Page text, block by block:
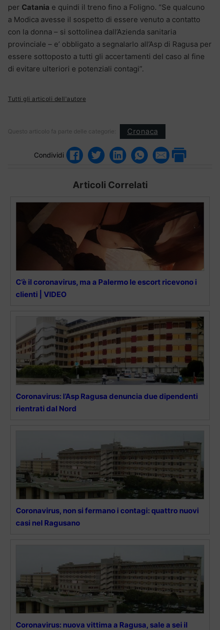
per Catania e quindi il treno fino a Foligno. “Se qualcuno
a Modica avesse il sospetto di essere venuto a contatto
con la donna – si sottolinea dall’Azienda sanitaria
provinciale – e’ obbligato a segnalarlo all’Asp di Ragusa per
essere sottoposto a tutti gli accertamenti del caso al fine
di evitare ulteriori e potenziali contagi”.
Tutti gli articoli dell'autore
Questo articolo fa parte delle categorie: Cronaca
Condividi
Articoli Correlati
C’è il coronavirus, ma a Palermo le escort ricevono i
clienti | VIDEO
Coronavirus: l’Asp Ragusa denuncia due dipendenti
rientrati dal Nord
Coronavirus, non si fermano i contagi: quattro nuovi
casi nel Ragusano
Coronavirus: nuova vittima a Ragusa, sale a sei il